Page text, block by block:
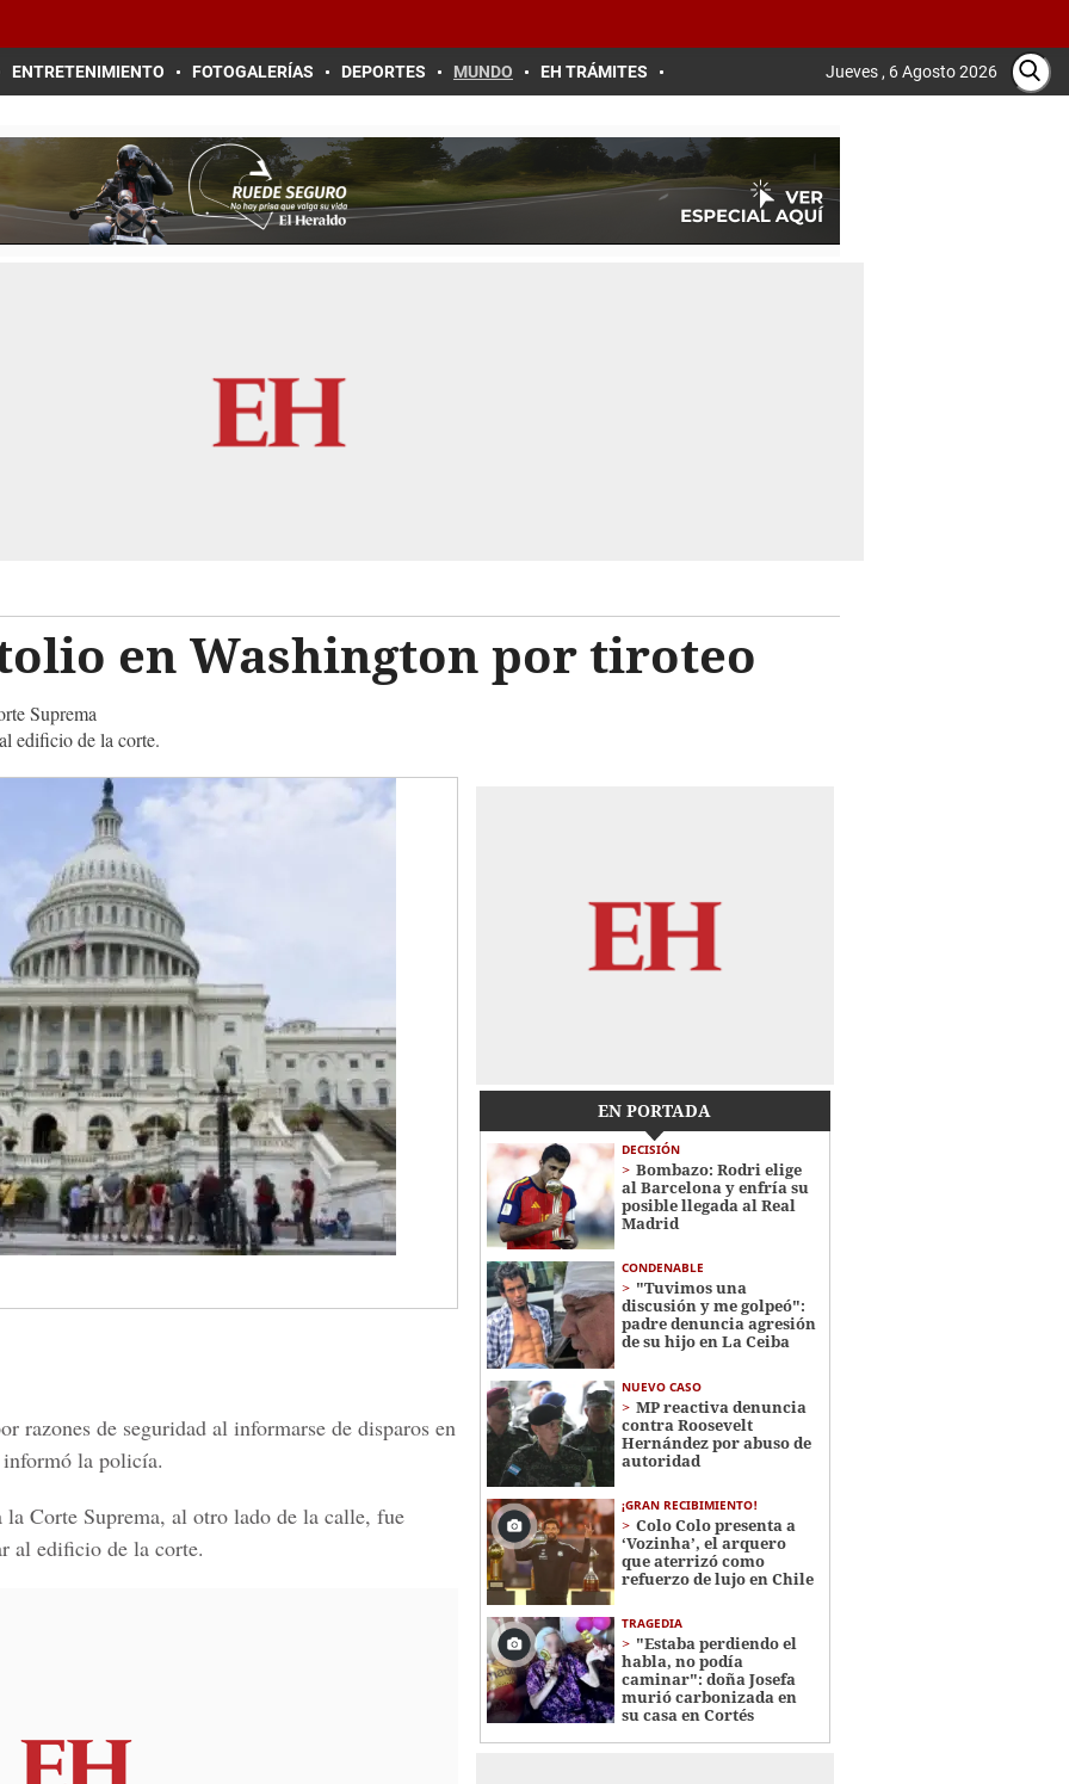
ENTRETENIMIENTO FOTOGALERÍAS DEPORTES MUNDO EH TRÁMITES Jueves , 6 Agosto 2026
en Washington por tiroteo
Suprema
edificio de la corte.
razones de seguridad al informarse de disparos en
la policía.
la Corte Suprema, al otro lado de la calle, fue
al edificio de la corte.
EN PORTADA
DECISIÓN
Bombazo: Rodri elige
al Barcelona y enfría su
posible llegada al Real
Madrid
CONDENABLE
"Tuvimos una
discusión y me golpeó":
padre denuncia agresión
de su hijo en La Ceiba
NUEVO CASO
MP reactiva denuncia
contra Roosevelt
Hernández por abuso de
autoridad
¡GRAN RECIBIMIENTO!
Colo Colo presenta a
‘Vozinha’, el arquero
que aterrizó como
refuerzo de lujo en Chile
TRAGEDIA
"Estaba perdiendo el
habla, no podía
caminar": doña Josefa
murió carbonizada en
su casa en Cortés